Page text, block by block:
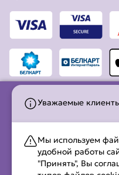
Мы используем
удобной работы
"Принять", Вы
ООО «Шава
Свидетельство о
Республики Беларусь
исполнительным
247434, Республика